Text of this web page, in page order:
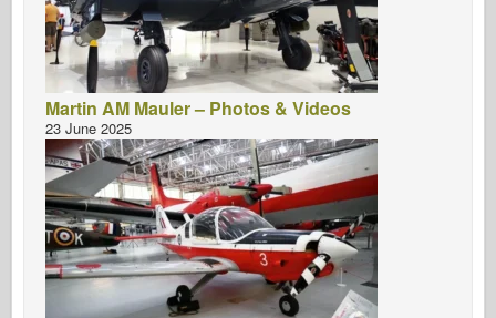
Martin AM Mauler – Photos & Videos
23 June 2025